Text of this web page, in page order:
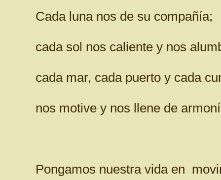
Cada luna nos de su compañía;
cada sol nos caliente y nos
cada mar, cada puerto y cada
nos motive y nos llene de
Pongamos nuestra vida en